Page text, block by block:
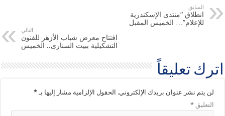
السابق
انطلاق “منتدى الإسكندرية
للإعلام”… الخميس المقبل
التالي
افتتاح معرض شباب الأزهر للفنون
التشكيلية ببيت السنارى.. الخميس
اترك تعليقاً
لن يتم نشر عنوان بريدك الإلكتروني. الحقول الإلزامية مشار إليها بـ*
التعليق*